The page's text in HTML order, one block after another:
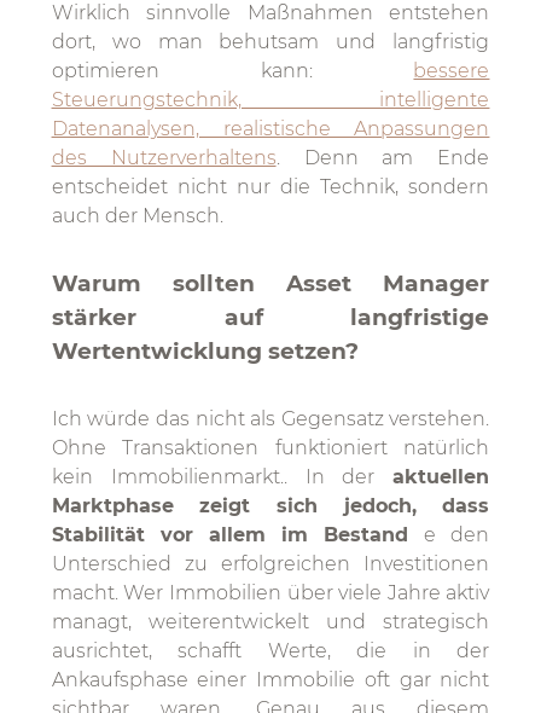
Wirklich sinnvolle Maßnahmen entstehen
dort, wo man behutsam und langfristig
optimieren kann: bessere
Steuerungstechnik, intelligente
Datenanalysen, realistische Anpassungen
des Nutzerverhaltens. Denn am Ende
entscheidet nicht nur die Technik, sondern
auch der Mensch.
Warum sollten Asset Manager
stärker auf langfristige
Wertentwicklung setzen?
Ich würde das nicht als Gegensatz verstehen.
Ohne Transaktionen funktioniert natürlich
kein Immobilienmarkt.. In deraktuellen
Marktphase zeigt sich jedoch, dass
Stabilität vor allem im Bestande den
Unterschied zu erfolgreichen Investitionen
macht. Wer Immobilien über viele Jahre aktiv
managt, weiterentwickelt und strategisch
ausrichtet, schafft Werte, die in der
Ankaufsphase einer Immobilie oft gar nicht